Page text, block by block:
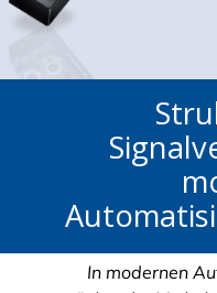
In modernen